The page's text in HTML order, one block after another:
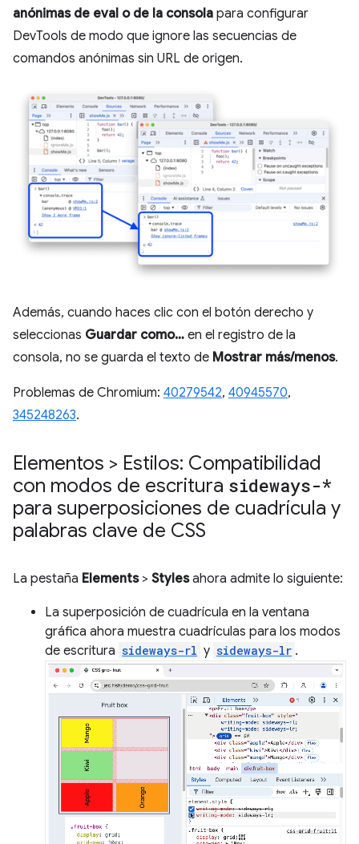
anónimas de eval o de la consola para configurar
DevTools de modo que ignore las secuencias de
comandos anónimas sin URL de origen.
Además, cuando haces clic con el botón derecho y
seleccionas Guardar como… en el registro de la
consola, no se guarda el texto de Mostrar más/menos.
Problemas de Chromium: 40279542, 40945570,
345248263.
Elementos > Estilos: Compatibilidad
con modos de escritura sideways-*
para superposiciones de cuadrícula y
palabras clave de CSS
La pestaña Elements> Stylesahora admite lo siguiente:
La superposición de cuadrícula en la ventana
gráfica ahora muestra cuadrículas para los modos
de escritura sideways-rl y sideways-lr .